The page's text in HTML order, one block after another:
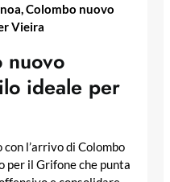
Colombo nuovo
Vieira
nuovo
ideale per
l’arrivo di Colombo
per il Grifone che punta